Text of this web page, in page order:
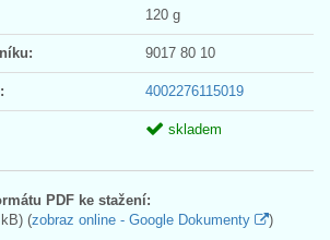
120 g
9017 80 10
4002276115019
skladem
PDF ke stažení:
(zobraz online - Google Dokumenty )